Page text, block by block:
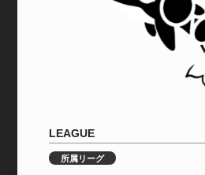
LEAGUE
所属リーグ